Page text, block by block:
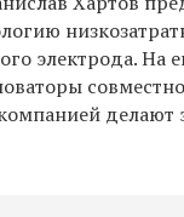
электрода. На
совместно
делают